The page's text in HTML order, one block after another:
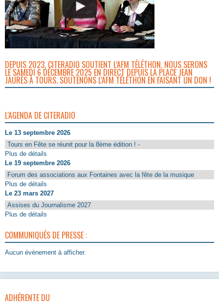
DEPUIS 2023, CITERADIO SOUTIENT L’AFM TÉLÉTHON. NOUS SERONS
LE SAMEDI 6 DÉCEMBRE 2025 EN DIRECT DEPUIS LA PLACE JEAN
JAURÈS À TOURS. SOUTENONS L’AFM TÉLÉTHON EN FAISANT UN DON !
L'AGENDA DE CITERADIO
Le 13 septembre 2026
Tours en Fête se réunit pour la 8ème édition ! -
Plus de détails
Le 19 septembre 2026
Forum des associations aux Fontaines avec la fête de la musique
Plus de détails
Le 23 mars 2027
Assises du Journalisme 2027
Plus de détails
COMMUNIQUÉS DE PRESSE :
Aucun évènement à afficher.
ADHÉRENTE DU